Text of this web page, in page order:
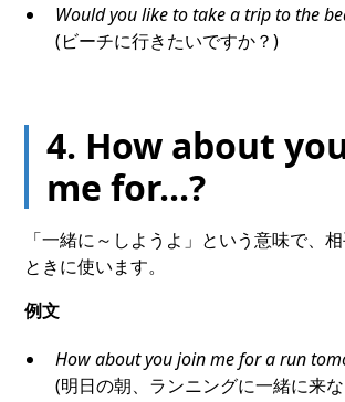
Would you like to take a trip to the
(ビーチに行きたいですか？)
4. How about
me for...?
「一緒に～しようよ」という意味で、
ときに使います。
例文
How about you join me for a run
(明日の朝、ランニングに一緒に来